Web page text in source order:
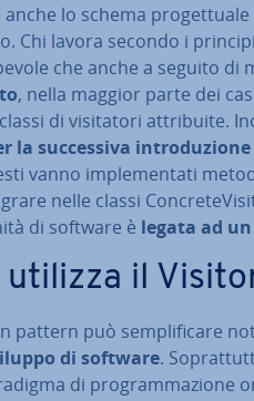
lo schema
Chi lavora secondo i
che anche a seguito di
, nella maggior parte dei
di vi­si­ta­to­ri at­tri­bui­te.
la suc­ces­si­va
vanno im­ple­men­ta­ti
nelle classi
di software è legata ad
utilizza il
pattern può sem­pli­fi­ca­re
di software.
di pro­gram­ma­zio­ne